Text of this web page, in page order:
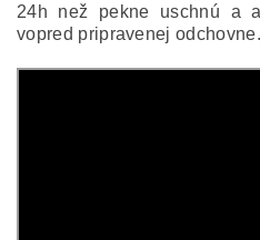
24h než pekne uschnú a
vopred pripravenej odchovne.